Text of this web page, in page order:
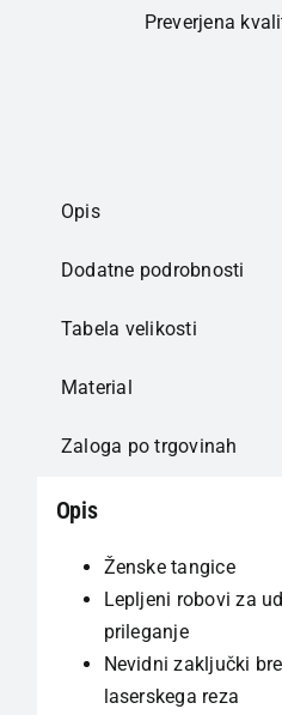
Preverjena
Opis
Dodatne podrobnosti
Tabela velikosti
Material
Zaloga po trgovinah
Opis
Ženske tangice
Lepljeni robovi za
prileganje
Nevidni zaključki
laserskega reza